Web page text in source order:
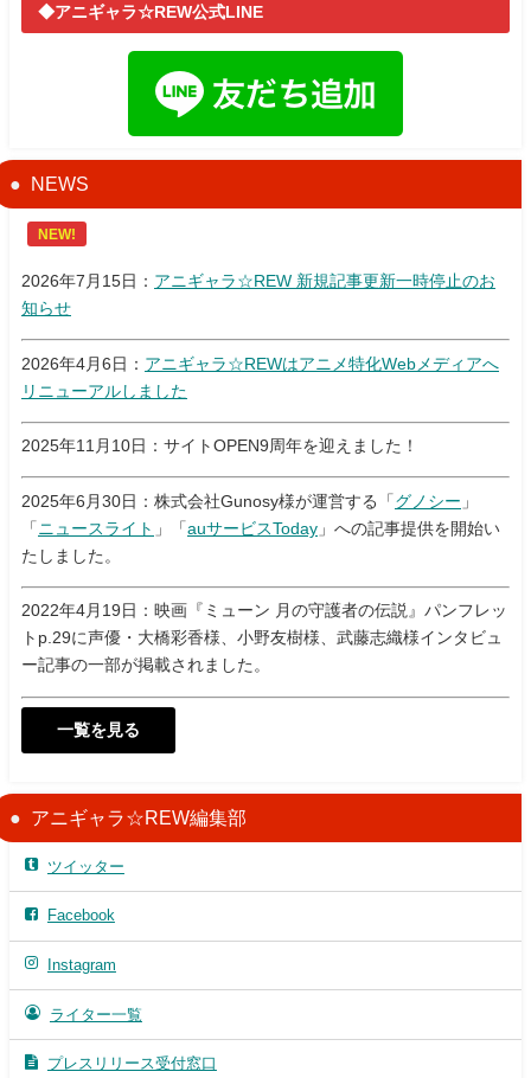
◆アニギャラ☆REW公式LINE
NEWS
NEW!
2026年7月15日： アニギャラ☆REW 新規記事更新一時停止のお
知らせ
2026年4月6日： アニギャラ☆REWはアニメ特化Webメディアへ
リニューアルしました
2025年11月10日：サイトOPEN9周年を迎えました！
2025年6月30日：株式会社Gunosy様が運営する「 グノシー 」
「 ニュースライト 」「auサービスToday 」への記事提供を開始い
たしました。
2022年4月19日：映画『ミューン 月の守護者の伝説』パンフレッ
トp.29に声優・大橋彩香様、小野友樹様、武藤志織様インタビュ
ー記事の一部が掲載されました。
一覧を見る
アニギャラ☆REW編集部
ツイッター
Facebook
Instagram
ライター一覧
プレスリリース受付窓口